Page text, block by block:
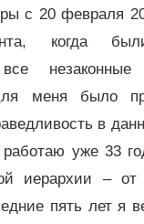
с 20 февраля
когда
все
меня было
в
уже 33
иерархии – от
пять лет я